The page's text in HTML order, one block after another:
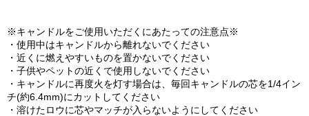
※キャンドルをご使用いただくにあたっての注意点※
・使用中はキャンドルから離れないでください
・近くに燃えやすいものを置かないでください
・子供やペットの近くで使用しないでください
・キャンドルに再度火を灯す場合は、毎回キャンドルの芯を1/4イン
チ(約6.4mm)にカットしてください
・溶けたロウに芯やマッチが入らないようにしてください